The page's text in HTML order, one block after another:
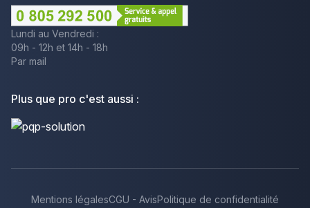
Lundi au Vendredi :
09h - 12h et 14h - 18h
Par mail
Plus que pro c'est aussi :
Mentions légalesCGU - AvisPolitique de confidentialité